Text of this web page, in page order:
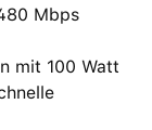
Mbps
mit 100 Watt